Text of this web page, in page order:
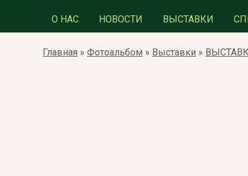
О НАС НОВОСТИ ВЫСТАВКИ
Главная » Фотоальбом » Выставки »